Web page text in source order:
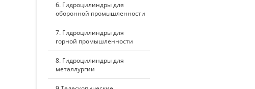
6. Гидроцилиндры для
оборонной промышленности
7. Гидроцилиндры для
горной промышленности
8. Гидроцилиндры для
металлургии